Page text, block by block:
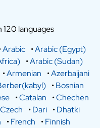
120 languages
Arabic •Arabic (Egypt)
•Arabic (Sudan)
•Armenian •Azerbaijani
•Bosnian
•Catalan •Chechen
Czech •Dari •Dhatki
•French •Finnish